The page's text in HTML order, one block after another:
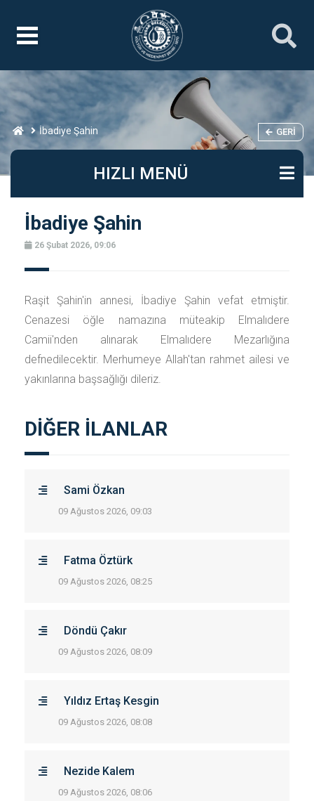
İbadiye Şahin GERI
HIZLI MENÜ
İbadiye Şahin
26 Şubat 2026, 09:06
Raşit Şahin'in annesi, İbadiye Şahin vefat etmiştir.
Cenazesi öğle namazına müteakip Elmalıdere
Camii'nden alınarak Elmalıdere Mezarlığına
defnedilecektir. Merhumeye Allah'tan rahmet ailesi ve
yakınlarına başsağlığı dileriz.
DİĞER İLANLAR
Sami Özkan
09 Ağustos 2026, 09:03
Fatma Öztürk
09 Ağustos 2026, 08:25
Döndü Çakır
09 Ağustos 2026, 08:09
Yıldız Ertaş Kesgin
09 Ağustos 2026, 08:08
Nezide Kalem
09 Ağustos 2026, 08:06